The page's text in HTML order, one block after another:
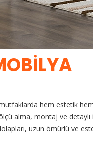
hem estetik
alma, montaj ve
uzun ömürlü ve